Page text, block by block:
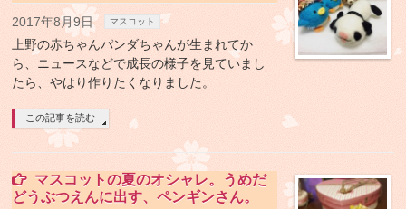
2017年8月9日 マスコット
上野の赤ちゃんパンダちゃんが生まれてか
ら、ニュースなどで成長の様子を見ていまし
たら、やはり作りたくなりました。
この記事を読む
マスコットの夏のオシャレ。うめだ
どうぶつえんに出す、ペンギンさん。